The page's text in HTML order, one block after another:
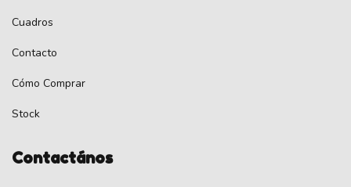
Cuadros
Contacto
Cómo Comprar
Stock
Contactános